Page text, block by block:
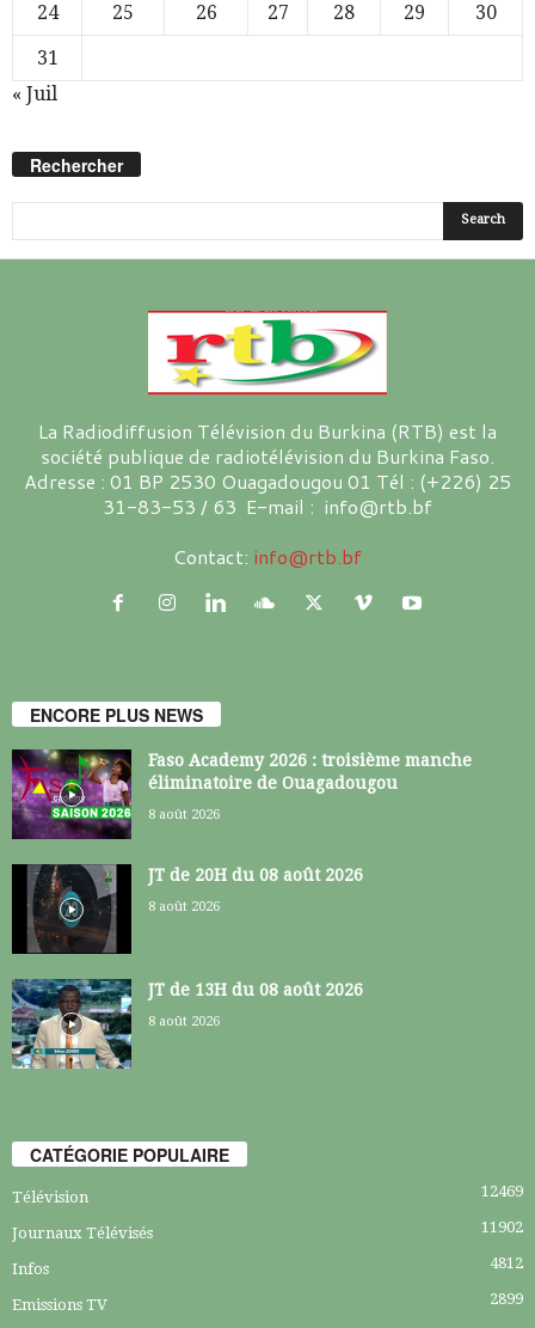
24
25 26 27 28 29
30
31
« Juil
Rechercher
La Radiodiffusion Télévision du Burkina (RTB) est la
société publique de radiotélévision du Burkina Faso.
Adresse : 01 BP 2530 Ouagadougou 01 Tél : (+226) 25
31-83-53 / 63 E-mail : info@rtb.bf
Contact: info@rtb.bf
ENCORE PLUS NEWS
Faso Academy 2026 : troisième manche
éliminatoire de Ouagadougou
8 août 2026
JT de 20H du 08 août 2026
8 août 2026
JT de 13H du 08 août 2026
8 août 2026
CATÉGORIE POPULAIRE
Télévision 12469
Journaux Télévisés 11902
Infos 4812
Emissions TV
2899